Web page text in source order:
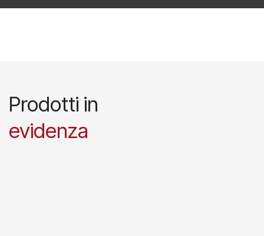
Prodotti in
evidenza